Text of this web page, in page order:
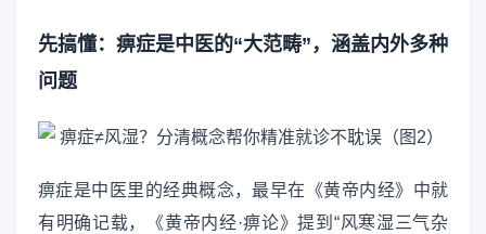
先搞懂：痹症是中医的“大范畴”，涵盖内外多种
问题
痹症是中医里的经典概念，最早在《黄帝内经》中就
有明确记载，《黄帝内经·痹论》提到“风寒湿三气杂